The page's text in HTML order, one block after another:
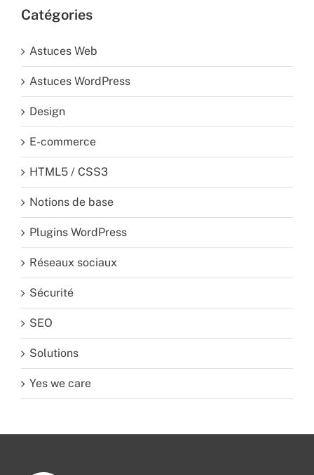
Catégories
Astuces Web
Astuces WordPress
Design
E-commerce
HTML5 / CSS3
Notions de base
Plugins WordPress
Réseaux sociaux
Sécurité
SEO
Solutions
Yes we care